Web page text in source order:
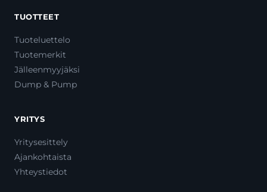
TUOTTEET
Tuoteluettelo
Tuotemerkit
Jälleenmyyjäksi
Dump & Pump
YRITYS
Yritysesittely
Ajankohtaista
Yhteystiedot